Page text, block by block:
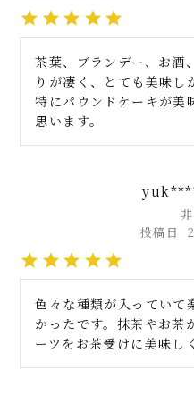
茶葉、ブランデー、お酒
りが凄く、とても美味し
特にパウンドケーキが美
思います。
投稿日
色々な種類が入っていて
かったです。抹茶やお茶
ーツをお茶受けに美味し